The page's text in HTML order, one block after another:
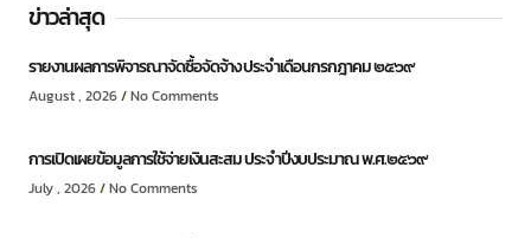
ข่าวล่าสุด
รายงานผลการพิจารณาจัดซื้อจัดจ้าง ประจำเดือนกรกฎาคม ๒๕๖๙
August , 2026 No Comments
การเปิดเผยข้อมูลการใช้จ่ายเงินสะสม ประจำปีงบประมาณ พ.ศ.๒๕๖๙
July , 2026 No Comments